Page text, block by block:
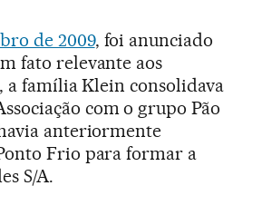
de 2009, foi anunciado
fato relevante aos
a família Klein consolidava
com o grupo Pão
anteriormente
Frio para formar a
S/A.